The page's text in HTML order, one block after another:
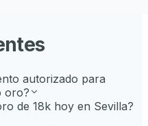
autorizado para
oro?
de 18k hoy en Sevilla?